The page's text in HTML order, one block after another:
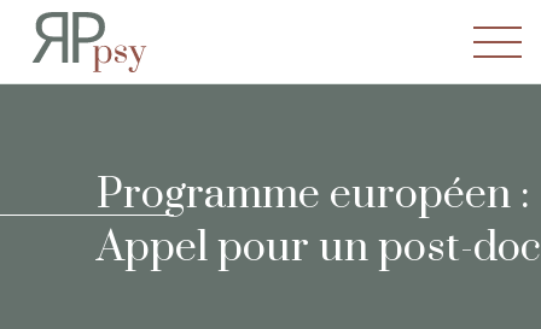
Recherches en
Programme européen :
Appel pour un post-doc